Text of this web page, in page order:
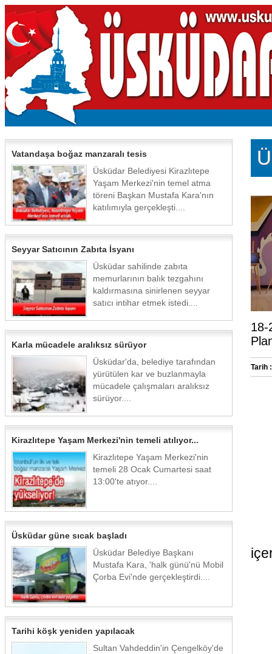
Vatandaşa boğaz manzaralı tesis
Üsküdar Belediyesi Kirazlıtepe
Yaşam Merkezi'nin temel atma
töreni Başkan Mustafa Kara'nın
katılımıyla gerçekleşti....
Seyyar Satıcının Zabıta İsyanı
Üsküdar sahilinde zabıta
memurlarının balık tezgahını
kaldırmasına sinirlenen seyyar
satıcı intihar etmek istedi....
Karla mücadele aralıksız sürüyor
Üsküdar'da, belediye tarafından
yürütülen kar ve buzlanmayla
mücadele çalışmaları aralıksız
sürüyor....
Kirazlıtepe Yaşam Merkezi'nin temeli atılıyor...
Kirazlıtepe Yaşam Merkezi'nin
temeli 28 Ocak Cumartesi saat
13:00'te atıyor....
Üsküdar güne sıcak başladı
Üsküdar Belediye Başkanı
Mustafa Kara, 'halk günü'nü Mobil
Çorba Evi'nde gerçekleştirdi....
Tarihi köşk yeniden yapılacak
Sultan Vahdeddin'in Çengelköy'de
18-
Tarih :